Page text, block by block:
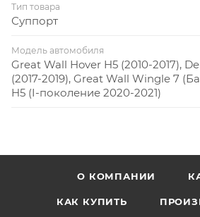
Тип товара
Суппорт
Модель автомобиля
Great Wall Hover H5 (2010-2017),
(2017-2019), Great Wall Wingle 7
H5 (I-поколение 2020-2021)
О КОМПАНИИ
КАК КУПИТЬ